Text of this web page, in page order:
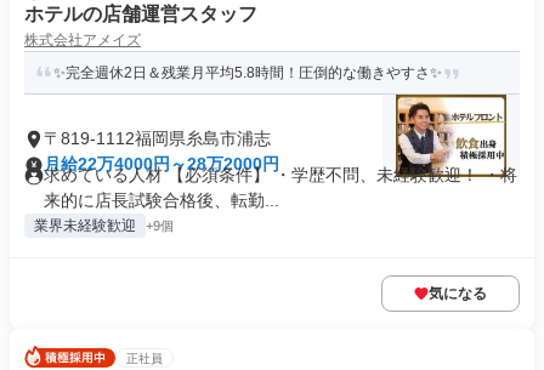
ホテルの店舗運営スタッフ
株式会社アメイズ
✨完全週休2日＆残業月平均5.8時間！圧倒的な働きやすさ✨
〒819-1112福岡県糸島市浦志
月給22万4000円～28万2000円
求めている人材 【必須条件】 ・学歴不問、未経験歓迎！ ・将
来的に店長試験合格後、転勤...
業界未経験歓迎 +9個
気になる
正社員